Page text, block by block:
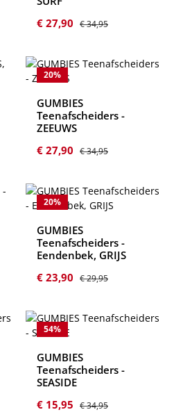
Verkoopprijs:
€ 27,90 Normale prijs:
€ 34,95
20%
GUMBIES
Teenafscheiders -
ZEEUWS
Verkoopprijs:
€ 27,90 Normale prijs:
€ 34,95
20%
GUMBIES
Teenafscheiders -
Eendenbek, GRIJS
Verkoopprijs:
€ 23,90 Normale prijs:
€ 29,95
54%
GUMBIES
Teenafscheiders -
SEASIDE
Verkoopprijs:
€ 15,95 Normale prijs:
€ 34,95